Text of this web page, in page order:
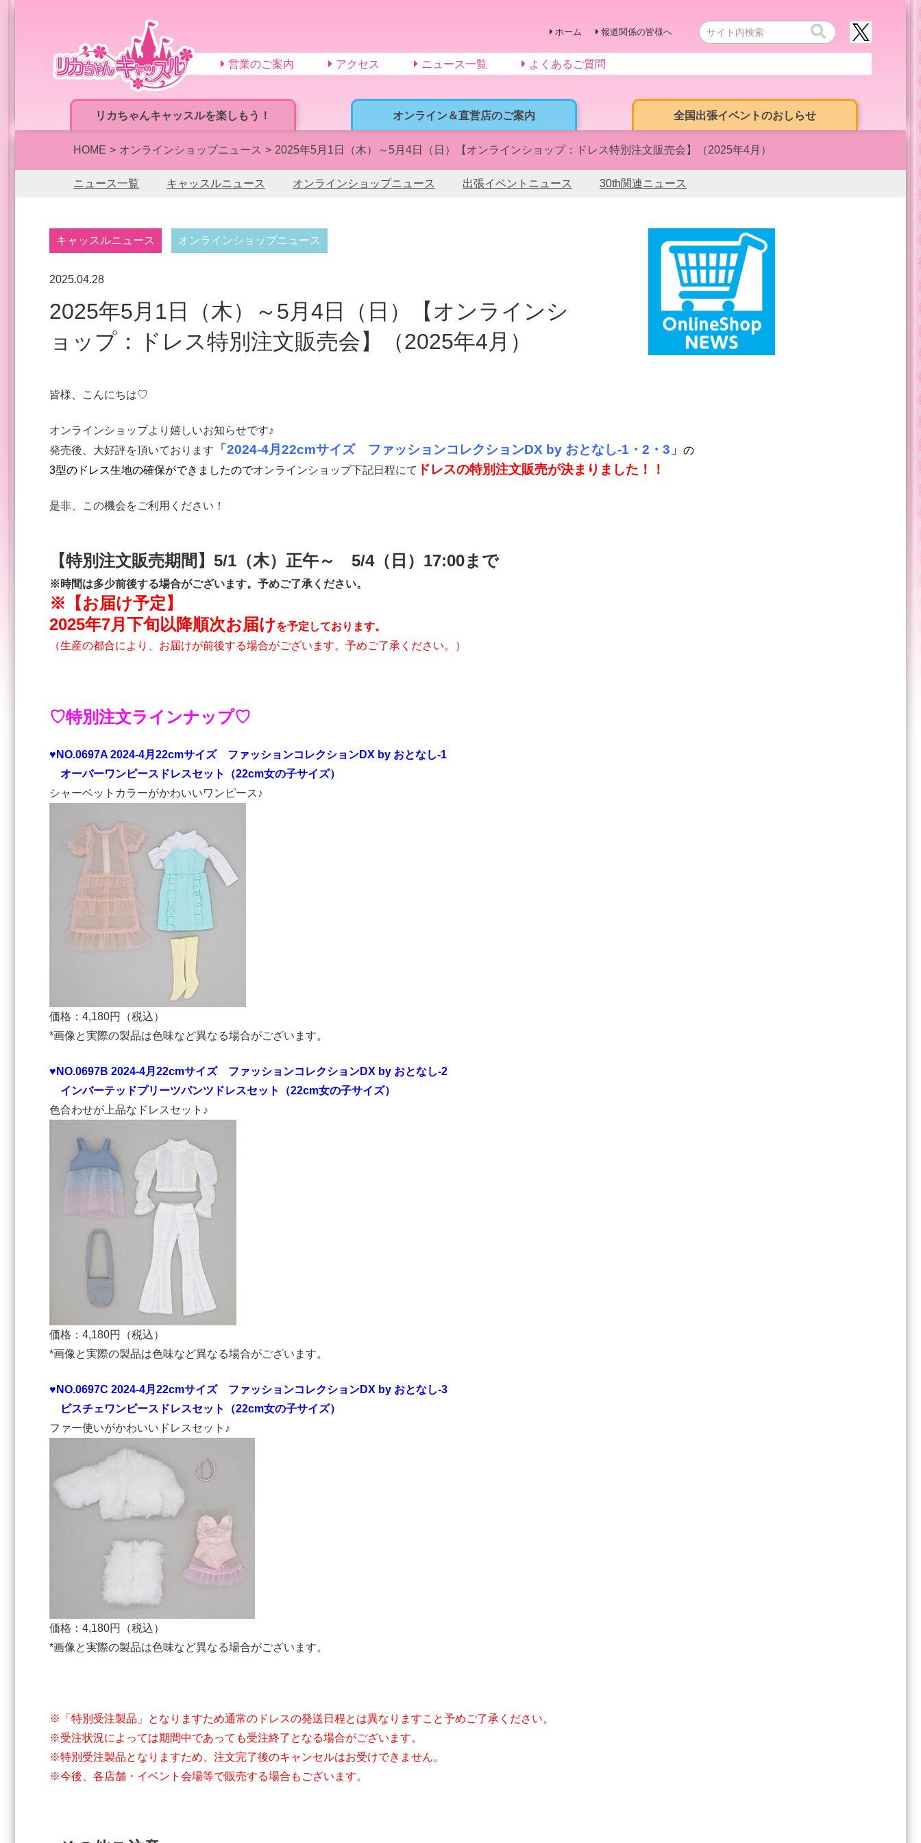
リカちゃんキャッスルを楽しもう！ オンライン＆直営店のご案内 全国出張イベントのおしらせ
ホーム 報道関係の皆様へ
営業のご案内 アクセス ニュース一覧 よくあるご質問
HOME オンラインショップニュース 2025年5月1日（木）～5月4日（日）【オンラインショップ：ドレス特別注文販売会】（2025年4月）
ニュース一覧 キャッスルニュース オンラインショップニュース 出張イベントニュース 30th関連ニュース
キャッスルニュース オンラインショップニュース
2025.04.28
2025年5月1日（木）～5月4日（日）【オンラインシ
ョップ：ドレス特別注文販売会】（2025年4月）
皆様、こんにちは♡
オンラインショップより嬉しいお知らせです♪
発売後、大好評を頂いております
「2024-4⽉22cmサイズ ファッションコレクションDX by おとなし-1・2・3」 の
3型の ドレス生地の確保ができましたのでオンラインショップ下記日程にて ドレスの特別注文販売が決まりました！！
是非、この機会をご利用ください！
【特別注文販売期間】 5/1（木）正午～ 5/4（日）17:00まで
※時間は多少前後する場合がございます。予めご了承ください。
※【お届け予定】
2025年7月下旬以降順次お届けを予定しております。
（生産の都合により、お届けが前後する場合がございます。予めご了承ください。）
♡特別注文ラインナップ♡
♥NO.0697A 2024-4⽉22cmサイズ ファッションコレクションDX by おとなし-1
オーバーワンピースドレスセット（22cm女の子サイズ）
シャーベットカラーがかわいいワンピース♪
価格：4,180円（税込）
*画像と実際の製品は色味など異なる場合がございます。
♥NO.0697B 2024-4⽉22cmサイズ ファッションコレクションDX by おとなし-2
インバーテッドプリーツパンツドレスセット（22cm女の子サイズ）
⾊合わせが上品なドレスセット♪
価格：4,180円（税込）
*画像と実際の製品は色味など異なる場合がございます。
♥NO.0697C 2024-4⽉22cmサイズ ファッションコレクションDX by おとなし-3
ビスチェワンピースドレスセット（22cm女の子サイズ）
ファー使いがかわいいドレスセット♪
価格：4,180円（税込）
*画像と実際の製品は色味など異なる場合がございます。
※「特別受注製品」となりますため通常のドレスの発送日程とは異なりますこと予めご了承ください。
※受注状況によっては期間中であっても受注終了となる場合がございます。
※特別受注製品となりますため、注文完了後のキャンセルはお受けできません。
※今後、各店舗・イベント会場等で販売する場合もございます。